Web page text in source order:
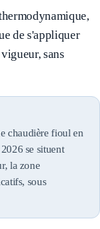
de s'appliquer
sans
chaudière fioul en
se situent
la zone
sous